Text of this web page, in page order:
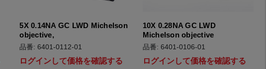
5X 0.14NA GC LWD Michelson
objective,
品番: 6401-0112-01
ログインして価格を確認する
10X 0.28NA GC LWD
Michelson objective
品番: 6401-0106-01
ログインして価格を確認する